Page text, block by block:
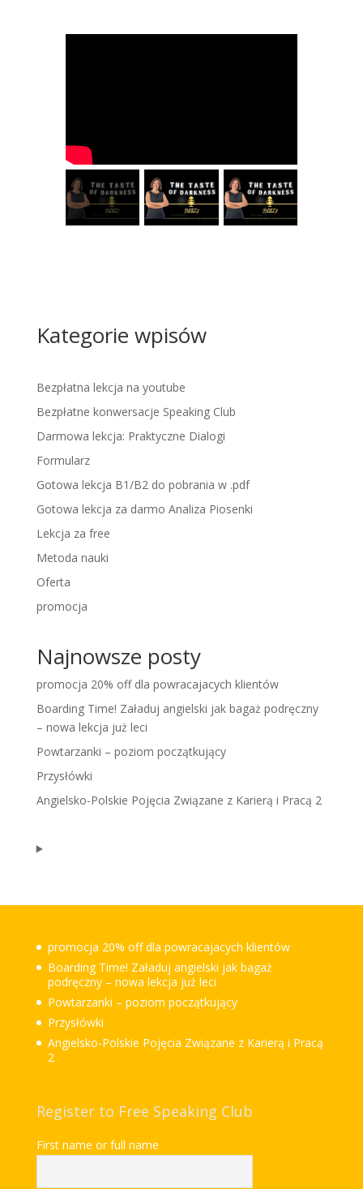
Kategorie wpisów
Bezpłatna lekcja na youtube
Bezpłatne konwersacje Speaking Club
Darmowa lekcja: Praktyczne Dialogi
Formularz
Gotowa lekcja B1/B2 do pobrania w .pdf
Gotowa lekcja za darmo Analiza Piosenki
Lekcja za free
Metoda nauki
Oferta
promocja
Najnowsze posty
promocja 20% off dla powracajacych klientów
Boarding Time! Załaduj angielski jak bagaż podręczny
– nowa lekcja już leci
Powtarzanki – poziom początkujący
Przysłówki
Angielsko-Polskie Pojęcia Związane z Karierą i Pracą 2
promocja 20% off dla powracajacych klientów
Boarding Time! Załaduj angielski jak bagaż
podręczny – nowa lekcja już leci
Powtarzanki – poziom początkujący
Przysłówki
Angielsko-Polskie Pojęcia Związane z Karierą i Pracą
2
Register to Free Speaking Club
First name or full name